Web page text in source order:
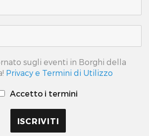
sugli eventi in Borghi della
Privacy e Termini di Utilizzo
Accetto i termini